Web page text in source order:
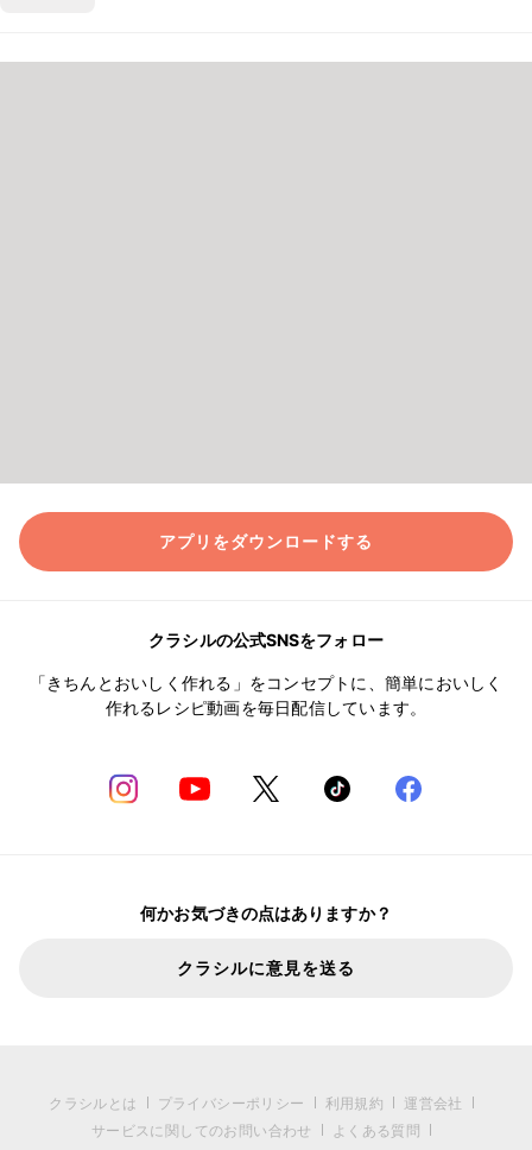
アプリをダウンロードする
クラシルの公式SNSをフォロー
「きちんとおいしく作れる」をコンセプトに、簡単においしく
作れるレシピ動画を毎日配信しています。
何かお気づきの点はありますか？
クラシルに意見を送る
クラシルとは プライバシーポリシー 利用規約
運営会社
サービスに関してのお問い合わせ
よくある質問